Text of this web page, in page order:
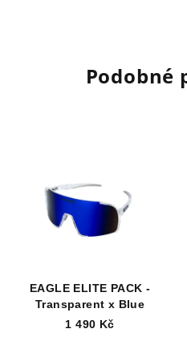
Podobné
EAGLE ELITE PACK -
Transparent x Blue
1 490 Kč